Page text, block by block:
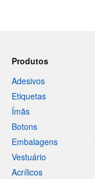
Produtos
Adesivos
Etiquetas
Ímãs
Botons
Embalagens
Vestuário
Acrílicos